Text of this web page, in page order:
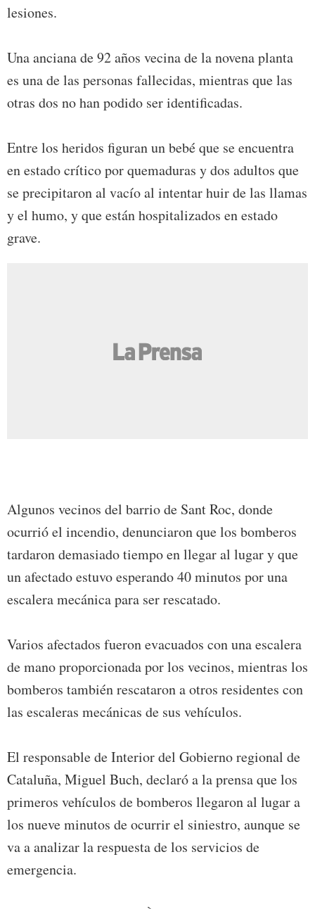
lesiones.
Una anciana de 92 años vecina de la novena planta
es una de las personas fallecidas, mientras que las
otras dos no han podido ser identificadas.
Entre los heridos figuran un bebé que se encuentra
en estado crítico por quemaduras y dos adultos que
se precipitaron al vacío al intentar huir de las llamas
y el humo, y que están hospitalizados en estado
grave.
Algunos vecinos del barrio de Sant Roc, donde
ocurrió el incendio, denunciaron que los bomberos
tardaron demasiado tiempo en llegar al lugar y que
un afectado estuvo esperando 40 minutos por una
escalera mecánica para ser rescatado.
Varios afectados fueron evacuados con una escalera
de mano proporcionada por los vecinos, mientras los
bomberos también rescataron a otros residentes con
las escaleras mecánicas de sus vehículos.
El responsable de Interior del Gobierno regional de
Cataluña, Miguel Buch, declaró a la prensa que los
primeros vehículos de bomberos llegaron al lugar a
los nueve minutos de ocurrir el siniestro, aunque se
va a analizar la respuesta de los servicios de
emergencia.